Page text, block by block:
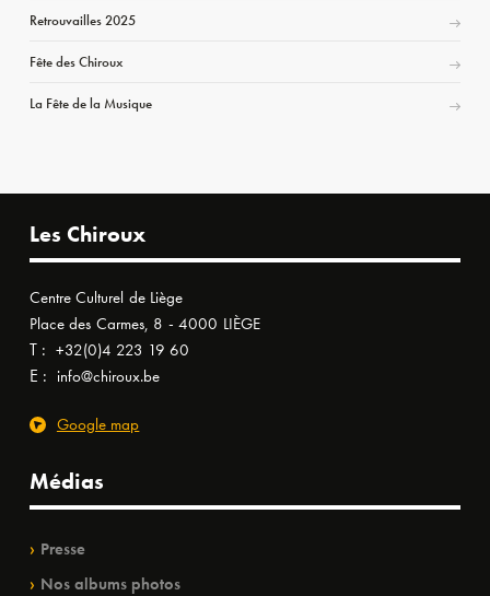
Retrouvailles 2025
Fête des Chiroux
La Fête de la Musique
Les Chiroux
Centre Culturel de Liège
Place des Carmes, 8 - 4000 LIÈGE
T : +32(0)4 223 19 60
E : info@chiroux.be
Google map
Médias
Presse
Nos albums photos